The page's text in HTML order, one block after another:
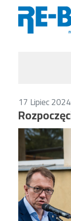
17 Lipiec2024